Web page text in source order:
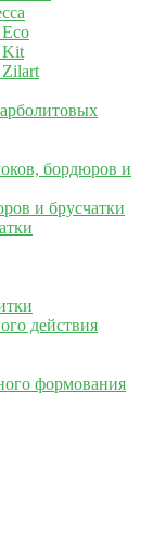
Kit
бордюров и
и брусчатки
действия
формования